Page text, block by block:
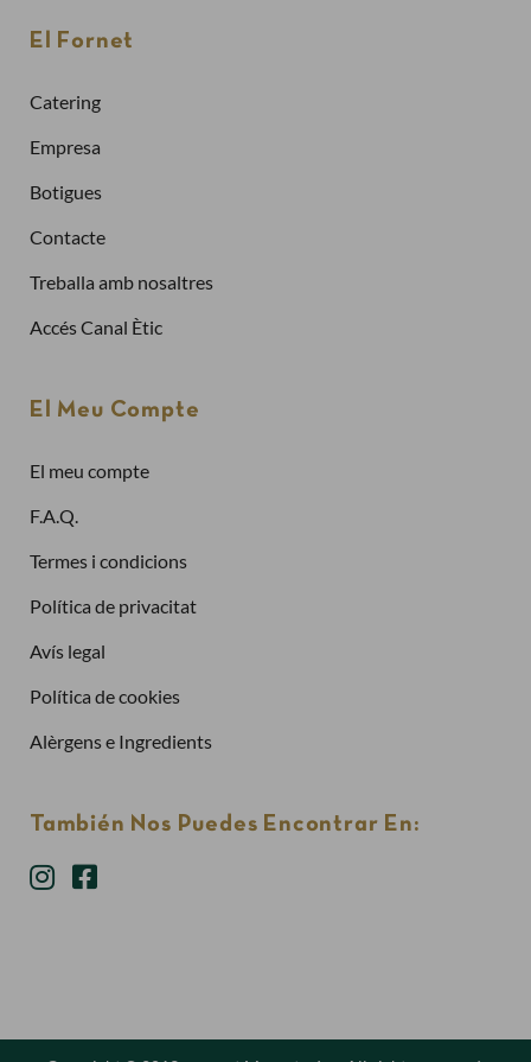
El Fornet
Catering
Empresa
Botigues
Contacte
Treballa amb nosaltres
Accés Canal Ètic
El Meu Compte
El meu compte
F.A.Q.
Termes i condicions
Política de privacitat
Avís legal
Política de cookies
Alèrgens e Ingredients
También Nos Puedes Encontrar En:
Comprar més ràpidament
Ja tinc compte
Has oblidat la contrasenya?